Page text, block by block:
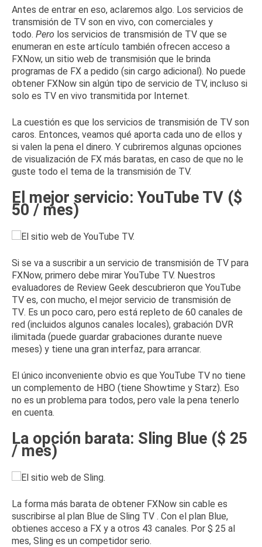
Antes de entrar en eso, aclaremos algo. Los servicios de
transmisión de TV son en vivo, con comerciales y
todo. Pero los servicios de transmisión de TV que se
enumeran en este artículo también ofrecen acceso a
FXNow, un sitio web de transmisión que le brinda
programas de FX a pedido (sin cargo adicional). No puede
obtener FXNow sin algún tipo de servicio de TV, incluso si
solo es TV en vivo transmitida por Internet.
La cuestión es que los servicios de transmisión de TV son
caros. Entonces, veamos qué aporta cada uno de ellos y
si valen la pena el dinero. Y cubriremos algunas opciones
de visualización de FX más baratas, en caso de que no le
guste todo el tema de la transmisión de TV.
El mejor servicio: YouTube TV ($
50 / mes)
Si se va a suscribir a un servicio de transmisión de TV para
FXNow, primero debe mirar YouTube TV. Nuestros
evaluadores de Review Geek descubrieron que YouTube
TV es, con mucho, el mejor servicio de transmisión de
TV. Es un poco caro, pero está repleto de 60 canales de
red (incluidos algunos canales locales), grabación DVR
ilimitada (puede guardar grabaciones durante nueve
meses) y tiene una gran interfaz, para arrancar.
El único inconveniente obvio es que YouTube TV no tiene
un complemento de HBO (tiene Showtime y Starz). Eso
no es un problema para todos, pero vale la pena tenerlo
en cuenta.
La opción barata: Sling Blue ($ 25
/ mes)
La forma más barata de obtener FXNow sin cable es
suscribirse al plan Blue de Sling TV . Con el plan Blue,
obtienes acceso a FX y a otros 43 canales. Por $ 25 al
mes, Sling es un competidor serio.